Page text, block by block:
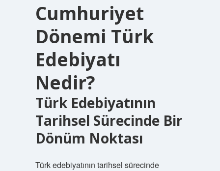
Cumhuriyet
Dönemi Türk
Edebiyatı
Nedir?
Türk Edebiyatının
Tarihsel Sürecinde Bir
Dönüm Noktası
Türk edebiyatının tarihsel sürecinde